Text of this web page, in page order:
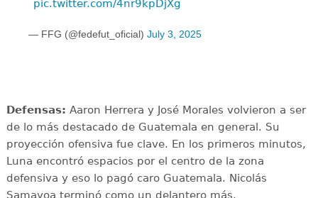
pic.twitter.com/4nr9kpDjXg
— FFG (@fedefut_oficial) July 3, 2025
Defensas: Aaron Herrera y José Morales volvieron a ser
de lo más destacado de Guatemala en general. Su
proyección ofensiva fue clave. En los primeros minutos,
Luna encontró espacios por el centro de la zona
defensiva y eso lo pagó caro Guatemala. Nicolás
Samayoa terminó como un delantero más.